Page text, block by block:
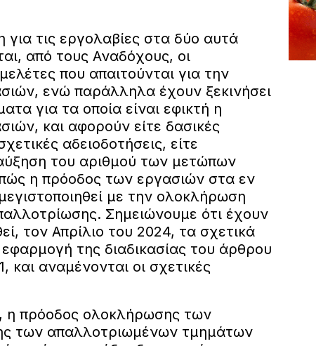
τις εργολαβίες στα δύο αυτά
από τους Αναδόχους, οι
που απαιτούνται για την
ενώ παράλληλα έχουν ξεκινήσει
για τα οποία είναι εφικτή η
και αφορούν είτε δασικές
αδειοδοτήσεις, είτε
του αριθμού των μετώπων
η πρόοδος των εργασιών στα εν
με την ολοκλήρωση
Σημειώνουμε ότι έχουν
τον Απρίλιο του 2024, τα σχετικά
εφαρμογή της διαδικασίας του άρθρου
και αναμένονται οι σχετικές
η πρόοδος ολοκλήρωσης των
των απαλλοτριωμένων τμημάτων